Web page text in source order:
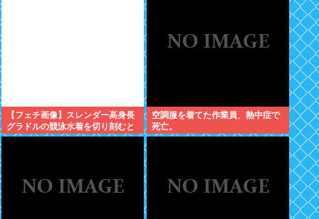
【フェチ画像】スレンダー高身長
グラドルの競泳水着を切り刻むと
ヌルヌル 大開脚×マッサージ
空調服を着てた作業員、熱中症で
死亡。